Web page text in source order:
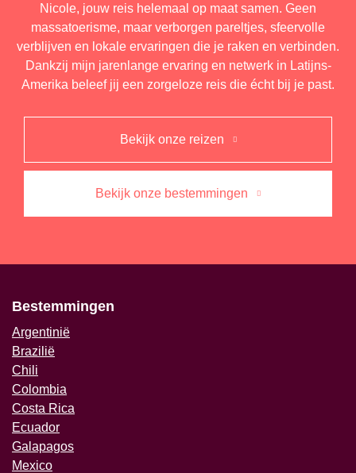
Nicole, jouw reis helemaal op maat samen. Geen
massatoerisme, maar verborgen pareltjes, sfeervolle
verblijven en lokale ervaringen die je raken en verbinden.
Dankzij mijn jarenlange ervaring en netwerk in Latijns-
Amerika beleef jij een zorgeloze reis die écht bij je past.
Bekijk onze reizen
Bekijk onze bestemmingen
Bestemmingen
Argentinië
Brazilië
Chili
Colombia
Costa Rica
Ecuador
Galapagos
Mexico